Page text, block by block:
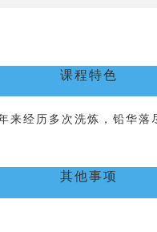
课程特色
来经历多次洗炼， 铅华落
其他事项